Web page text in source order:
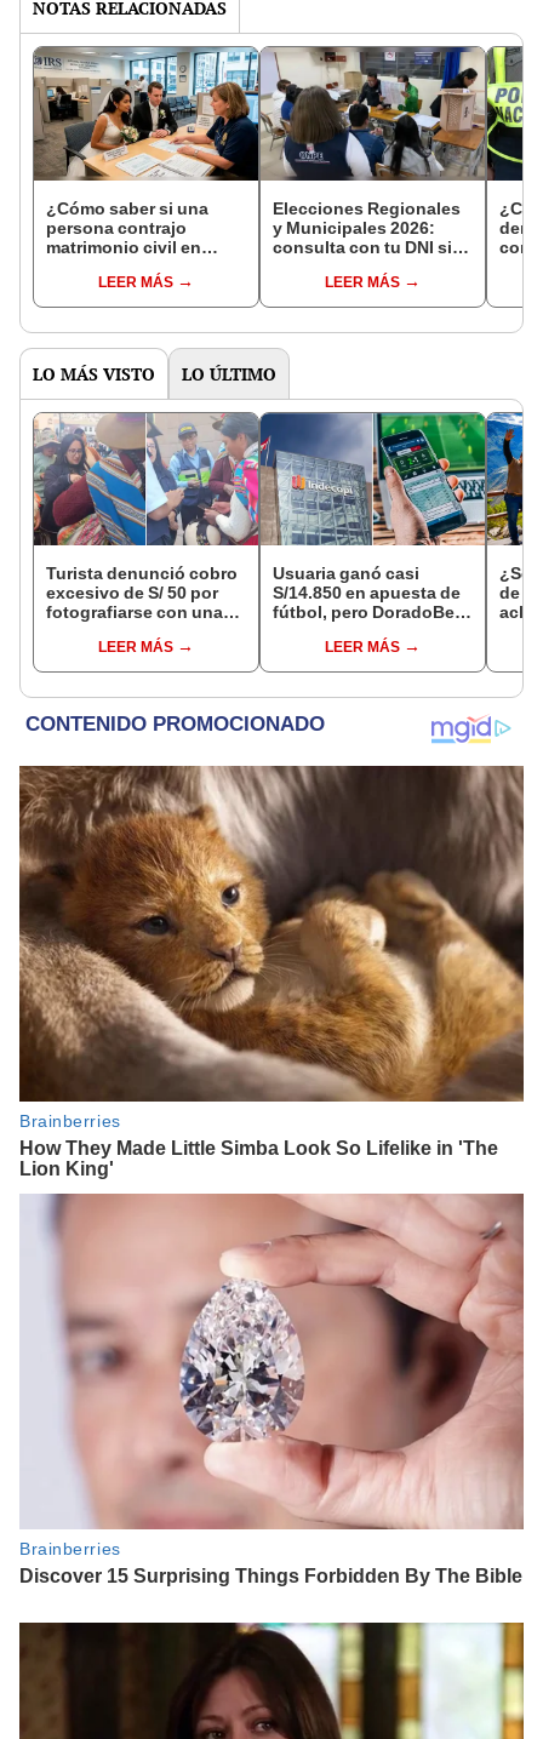
NOTAS RELACIONADAS
¿Cómo saber si una
persona contrajo
matrimonio civil en
LEER MÁS
Elecciones Regionales
y Municipales 2026:
consulta con tu DNI si
de mesa para este 4 de
octubre en el link oficial
LEER MÁS
con
LO MÁS VISTO LO ÚLTIMO
Turista denunció cobro
excesivo de S/ 50 por
fotografiarse con una
Serenazgo recuperó el
dinero
LEER MÁS
Usuaria ganó casi
S/14.850 en apuesta de
fútbol, pero DoradoBet
Indecopi multó a la
empresa con más de S/
LEER MÁS
¿Se
de